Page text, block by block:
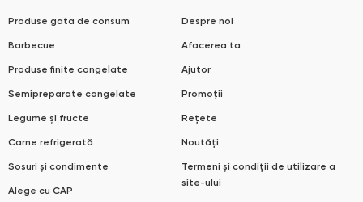
Produse gata de consum
Barbecue
Produse finite congelate
Semipreparate congelate
Legume și fructe
Carne refrigerată
Sosuri și condimente
Alege cu CAP
Despre noi
Afacerea ta
Ajutor
Promoții
Rețete
Noutăți
Termeni și condiții de utilizare a
site-ului